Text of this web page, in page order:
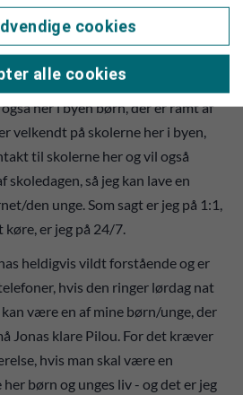
sponsorer.
at gøre en forskel, der hvor man
i vækst med flere unge og børn på
her i byen børn, der er ramt af
velkendt på skolerne her i byen,
til skolerne her og vil også
så jeg kan lave en
den unge. Som sagt er jeg på 1:1,
er jeg på 24/7.
heldigvis vildt forstående og er
hvis den ringer lørdag nat
være en af mine børn/unge, der
Jonas klare Pilou. For det kræver
hvis man skal være en
børn og unges liv - og det er jeg
cookies
alle cookies